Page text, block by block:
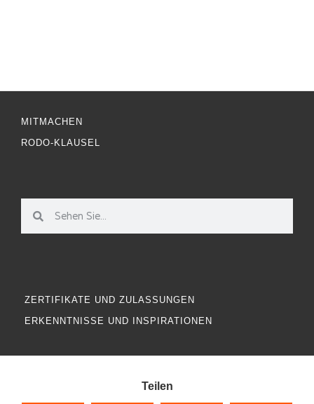
MITMACHEN
RODO-KLAUSEL
ZERTIFIKATE UND ZULASSUNGEN
ERKENNTNISSE UND INSPIRATIONEN
Teilen